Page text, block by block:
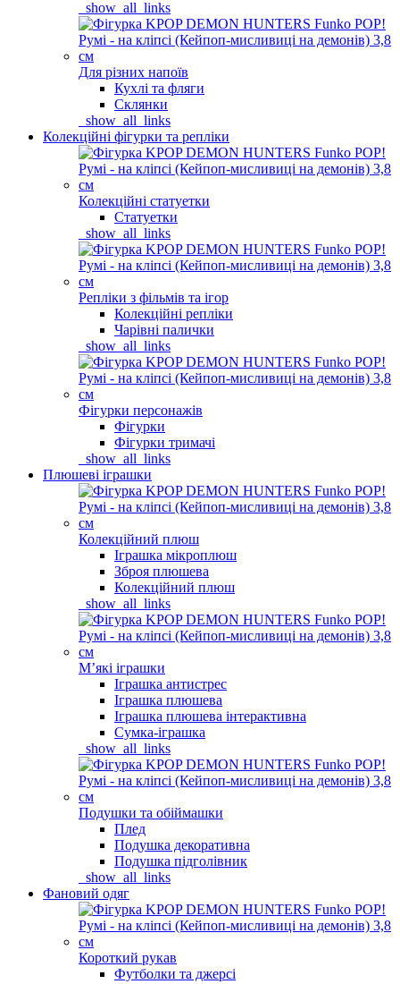
_show_all_links
Для різних напоїв
Кухлі та фляги
Склянки
_show_all_links
Колекційні фігурки та репліки
Колекційні статуетки
Статуетки
_show_all_links
Репліки з фільмів та ігор
Колекційні репліки
Чарівні палички
_show_all_links
Фігурки персонажів
Фігурки
Фігурки тримачі
_show_all_links
Плюшеві іграшки
Колекційний плюш
Іграшка мікроплюш
Зброя плюшева
Колекційний плюш
_show_all_links
Мʼякі іграшки
Іграшка антистрес
Іграшка плюшева
Іграшка плюшева інтерактивна
Сумка-іграшка
_show_all_links
Подушки та обіймашки
Плед
Подушка декоративна
Подушка підголівник
_show_all_links
Фановий одяг
Короткий рукав
Футболки та джерсі